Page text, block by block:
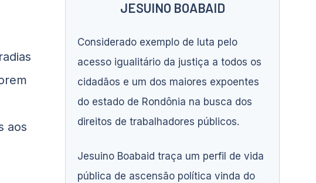
aos
JESUINO BOABAID
Considerado exemplo de luta pelo
acesso igualitário da justiça a todos os
cidadãos e um dos maiores expoentes
do estado de Rondônia na busca dos
direitos de trabalhadores públicos.
Jesuino Boabaid traça um perfil de vida
pública de ascensão política vinda do